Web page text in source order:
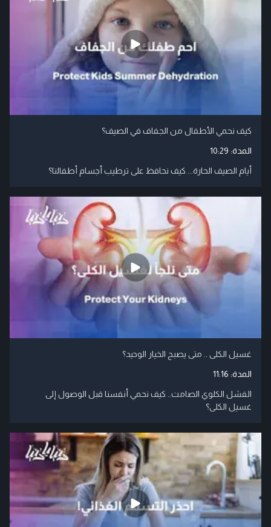
كيف نحمي الأطفال من الجفاف في الصيف؟
المدة: 10:29
أيام الصيف الحارة... كيف نحافظ على ترطيب أجسام أطفالنا؟
غسيل الكلى .. متى يصبح الخيار الوحيد؟
المدة: 11:16
الفشل الكلوي الصامت.. كيف نحمي أنفسنا قبل الوصول إلى
غسيل الكلى؟